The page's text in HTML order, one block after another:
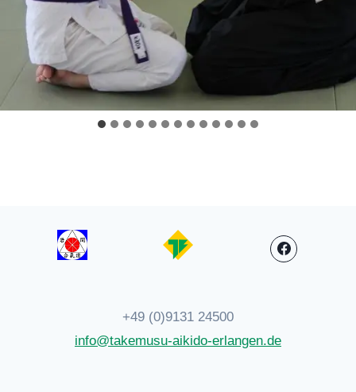
+49 (0)9131 24500
info@takemusu-aikido-erlangen.de